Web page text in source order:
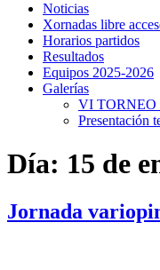
Noticias
Xornadas libre
Horarios partidos
Resultados
Equipos 2025-2026
Galerías
VI TORNEO
Presentación
Día: 15 de
Jornada